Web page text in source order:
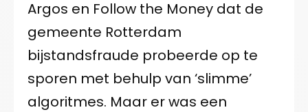
Argos en Follow the Money dat de
gemeente Rotterdam
bijstandsfraude probeerde op te
sporen met behulp van ‘slimme’
algoritmes. Maar er was een